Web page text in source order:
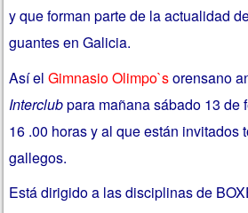
y que forman parte de la actualidad
guantes en Galicia.
Así elGimnasio Olimpo`sorensano
Interclubpara mañana sábado 13 de
16 .00 horas y al que están invitados
gallegos.
Está dirigido a las disciplinas de